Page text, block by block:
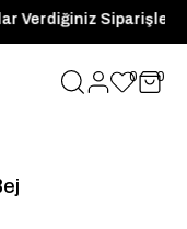
Kadar Verdiğiniz
0 0